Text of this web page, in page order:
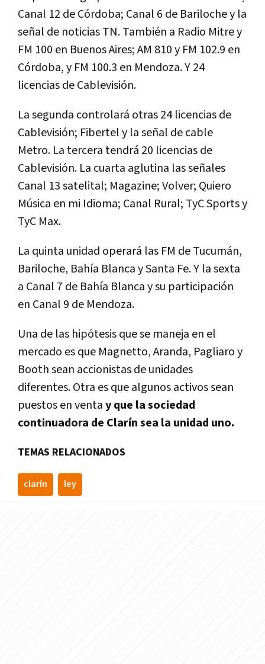
Canal 12 de Córdoba; Canal 6 de Bariloche y la
señal de noticias TN. También a Radio Mitre y
FM 100 en Buenos Aires; AM 810 y FM 102.9 en
Córdoba, y FM 100.3 en Mendoza. Y 24
licencias de Cablevisión.
La segunda controlará otras 24 licencias de
Cablevisión; Fibertel y la señal de cable
Metro. La tercera tendrá 20 licencias de
Cablevisión. La cuarta aglutina las señales
Canal 13 satelital; Magazine; Volver; Quiero
Música en mi Idioma; Canal Rural; TyC Sports y
TyC Max.
La quinta unidad operará las FM de Tucumán,
Bariloche, Bahía Blanca y Santa Fe. Y la sexta
a Canal 7 de Bahía Blanca y su participación
en Canal 9 de Mendoza.
Una de las hipótesis que se maneja en el
mercado es que Magnetto, Aranda, Pagliaro y
Booth sean accionistas de unidades
diferentes. Otra es que algunos activos sean
puestos en ventay que la sociedad
continuadora de Clarín sea la unidad uno.
TEMAS RELACIONADOS
clarí­n ley